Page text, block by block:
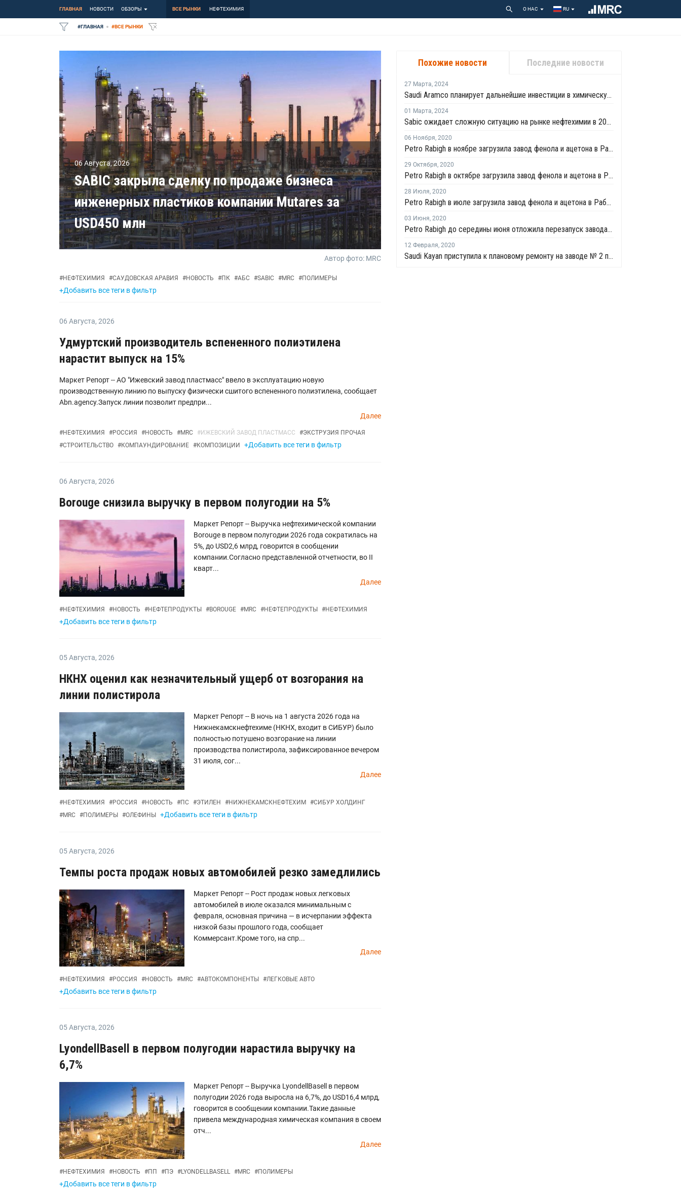
ГЛАВНАЯ НОВОСТИ ОБЗОРЫ ВСЕ РЫНКИ НЕФТЕХИМИЯ О НАС RU
#ГЛАВНАЯ #ВСЕ РЫНКИ
06 Августа,2026
SABIC закрыла сделку по продаже бизнеса
инженерных пластиков компании Mutares за
USD450 млн
Автор фото: MRC
#НЕФТЕХИМИЯ #САУДОВСКАЯ АРАВИЯ #НОВОСТЬ #ПК #АБС #SABIC #MRC #ПОЛИМЕРЫ
+Добавить все теги в фильтр
06 Августа, 2026
Удмуртский производитель вспененного полиэтилена
нарастит выпуск на 15%
Маркет Репорт -- АО "Ижевский завод пластмасс" ввело в эксплуатацию новую
производственную линию по выпуску физически сшитого вспененного полиэтилена, сообщает
Аbn.agency.Запуск линии позволит предпри...
Далее
#НЕФТЕХИМИЯ #РОССИЯ #НОВОСТЬ #MRC #ИЖЕВСКИЙ ЗАВОД ПЛАСТМАСС #ЭКСТРУЗИЯ ПРОЧАЯ
#СТРОИТЕЛЬСТВО #КОМПАУНДИРОВАНИЕ #КОМПОЗИЦИИ +Добавить все теги в фильтр
06 Августа, 2026
Borouge снизила выручку в первом полугодии на 5%
Маркет Репорт -- Выручка нефтехимической компании
Borouge в первом полугодии 2026 года сократилась на
5%, до USD2,6 млрд, говорится в сообщении
компании.Согласно представленной отчетности, во II
кварт...
Далее
#НЕФТЕХИМИЯ #НОВОСТЬ #НЕФТЕПРОДУКТЫ #BOROUGE #MRC #НЕФТЕПРОДУКТЫ #НЕФТЕХИМИЯ
+Добавить все теги в фильтр
05 Августа, 2026
НКНХ оценил как незначительный ущерб от возгорания на
линии полистирола
Маркет Репорт -- В ночь на 1 августа 2026 года на
Нижнекамскнефтехиме (НКНХ, входит в СИБУР) было
полностью потушено возгорание на линии
производства полистирола, зафиксированное вечером
31 июля, сог...
Далее
#НЕФТЕХИМИЯ #РОССИЯ #НОВОСТЬ #ПС #ЭТИЛЕН #НИЖНЕКАМСКНЕФТЕХИМ #СИБУР ХОЛДИНГ
#MRC #ПОЛИМЕРЫ #ОЛЕФИНЫ +Добавить все теги в фильтр
05 Августа, 2026
Темпы роста продаж новых автомобилей резко замедлились
Маркет Репорт -- Рост продаж новых легковых
автомобилей в июле оказался минимальным с
февраля, основная причина — в исчерпании эффекта
низкой базы прошлого года, сообщает
Коммерсант.Кроме того, на спр...
Далее
#НЕФТЕХИМИЯ #РОССИЯ #НОВОСТЬ #MRC #АВТОКОМПОНЕНТЫ #ЛЕГКОВЫЕ АВТО
+Добавить все теги в фильтр
05 Августа, 2026
LyondellBasell в первом полугодии нарастила выручку на
6,7%
Маркет Репорт -- Выручка LyondellBasell в первом
полугодии 2026 года выросла на 6,7%, до USD16,4 млрд,
говорится в сообщении компании.Такие данные
привела международная химическая компания в своем
отч...
Далее
#НЕФТЕХИМИЯ #НОВОСТЬ #ПП #ПЭ #LYONDELLBASELL #MRC #ПОЛИМЕРЫ
+Добавить все теги в фильтр
Похожие новости Последние новости
27 Марта, 2024
Saudi Aramco планирует дальнейшие инвестиции в химическую промышленность Китая
01 Марта, 2024
Sabic ожидает сложную ситуацию на рынке нефтехимии в 2024 году
06 Ноября, 2020
Petro Rabigh в ноябре загрузила завод фенола и ацетона в Рабихе на полную мощность
29 Октября, 2020
Petro Rabigh в октябре загрузила завод фенола и ацетона в Рабихе на полную мощность
28 Июля, 2020
Petro Rabigh в июле загрузила завод фенола и ацетона в Рабихе на полную мощность
03 Июня, 2020
Petro Rabigh до середины июня отложила перезапуск завода фенола и ацетона в Рабихе
12 Февраля, 2020
Saudi Kayan приступила к плановому ремонту на заводе № 2 по выпуску фенола и ацетона в Джубайле